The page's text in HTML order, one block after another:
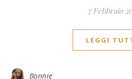
7 Febbraio
LEGGI
Bonnie